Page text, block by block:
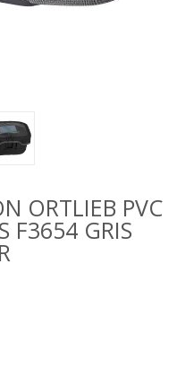
ORTLIEB PVC
F3654 GRIS